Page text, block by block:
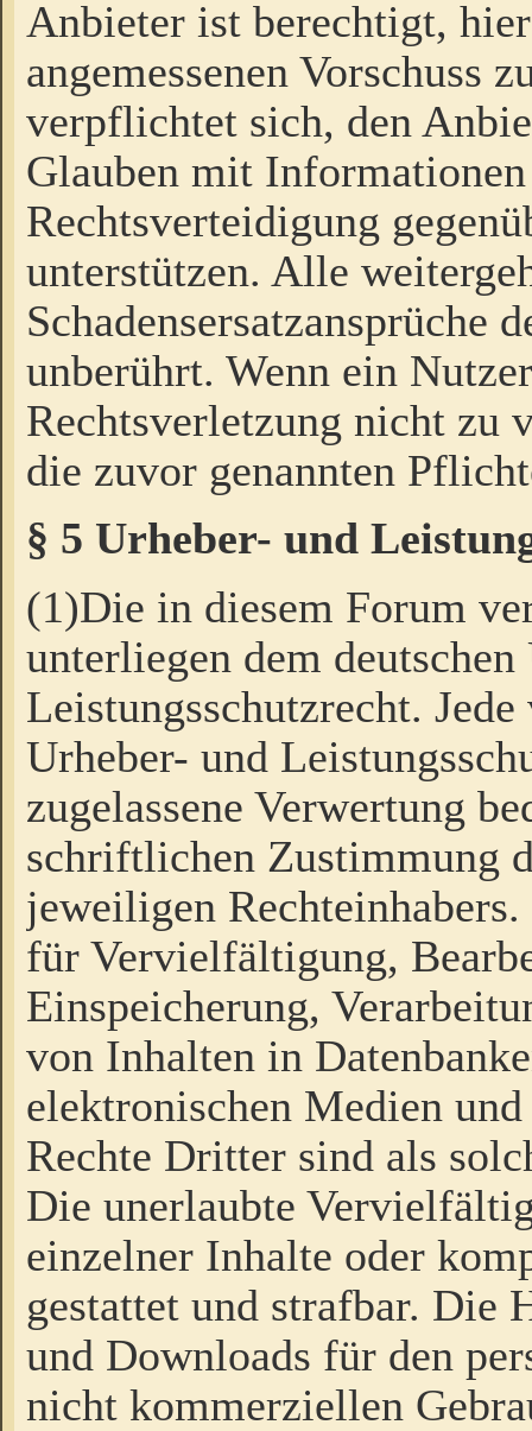
Anbieter ist berechtigt,
angemessenen Vorschuss
verpflichtet sich, den
Glauben mit
Rechtsverteidigung
unterstützen. Alle
Schadensersatzansprüche
unberührt. Wenn ein
Rechtsverletzung nicht zu
die zuvor genannten
§ 5 Urheber- und
(1)Die in diesem Forum
unterliegen dem
Leistungsschutzrecht.
Urheber- und
zugelassene Verwertung
schriftlichen Zustimmung
jeweiligen
für Vervielfältigung,
Einspeicherung,
von Inhalten in
elektronischen Medien
Rechte Dritter sind als
Die unerlaubte
einzelner Inhalte oder
gestattet und strafbar. Die
und Downloads für den
nicht kommerziellen